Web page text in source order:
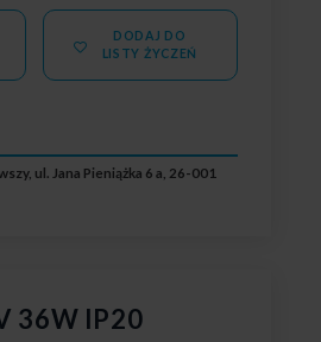
DODAJ DO
LISTY ŻYCZEŃ
ul. Jana Pieniążka 6 a, 26-001
36W IP20